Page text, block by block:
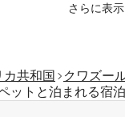
さらに表示
共和国
クワズー
ットと泊まれる宿